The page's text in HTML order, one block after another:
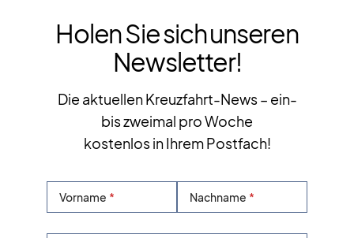
Holen Sie sich unseren
Newsletter!
Die aktuellen Kreuzfahrt-News – ein-
bis zweimal pro Woche
kostenlos in Ihrem Postfach!
Vorname Nachname